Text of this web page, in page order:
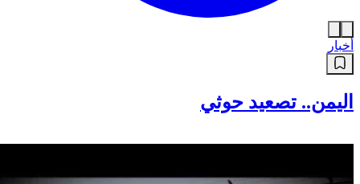
أخبار
اليمن.. تصعيد حوثي